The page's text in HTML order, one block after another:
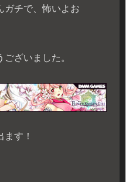
チで、怖いよお
ざいました。
す！